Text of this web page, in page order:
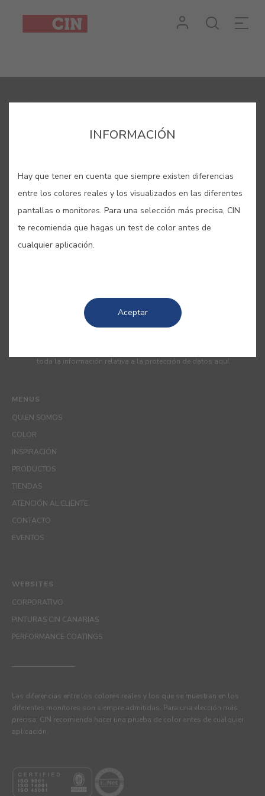
Evento
MENUS
QUIEN SOMOS
COLOR
INSPIRACIÓN
PRODUCTOS
TIENDAS
ATENCIÓN AL CLIENTE
CONTACTO
EVENTOS
Mediante la cumplimentación de este formulario autorizo
expresamente a CIN y a todas sus participadas a proceder al
consciente de que en cualquier momento puedo ejercer mis
derechos de protección de datos, es decir, los derechos de
acceso, rectificación, oposición o eliminación poniéndome en
toda la información relativa a la protección de datos aquí.
WEBSITES
CORPORATIVO
PINTURAS CIN CANARIAS
PERFORMANCE COATINGS
Las diferencias entre los colores reales y los que se muestran en los
diferentes monitores son siempre admitidas. Para una elección más
precisa, CIN recomienda hacer una prueba de color antes de cualquier
aplicación.
INFORMACIÓN
Hay que tener en cuenta que siempre existen diferencias
entre los colores reales y los visualizados en las diferentes
pantallas o monitores. Para una selección más precisa, CIN
te recomienda que hagas un test de color antes de
cualquier aplicación.
Aceptar